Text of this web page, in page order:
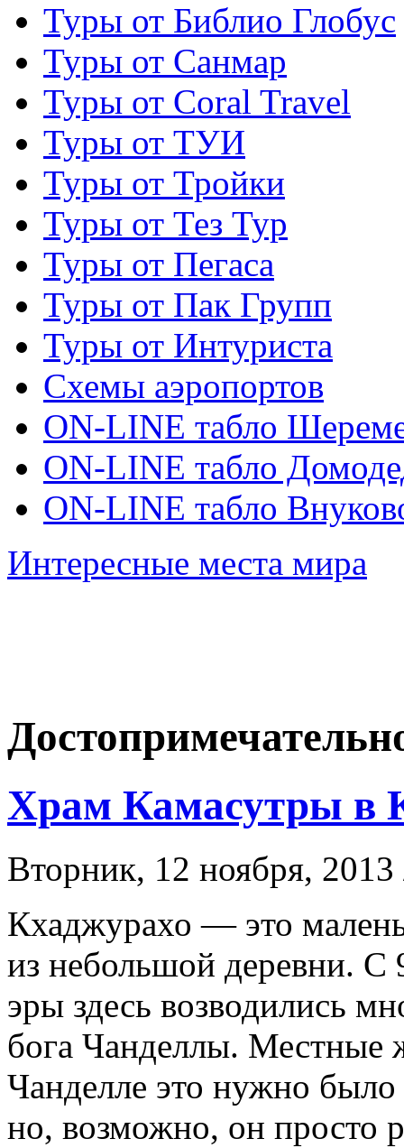
Туры от Библио Глобус
Туры от Санмар
Туры от Coral Travel
Туры от ТУИ
Туры от Тройки
Туры от Тез Тур
Туры от Пегаса
Туры от Пак Групп
Туры от Интуриста
Схемы аэропортов
ON-LINE табло
ON-LINE табло
ON-LINE табло
Интересные места мира
Храм Камасутры в
Вторник, 12 ноября,
Кхаджурахо — это
из небольшой деревни. С
эры здесь возводились
бога Чанделлы. Местные
Чанделле это нужно
но, возможно, он просто